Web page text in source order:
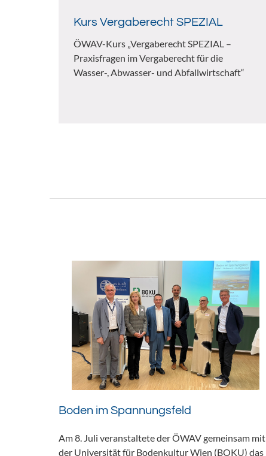
Kurs Vergaberecht SPEZIAL
ÖWAV-Kurs „Vergaberecht SPEZIAL –
Praxisfragen im Vergaberecht für die
Wasser-, Abwasser- und Abfallwirtschaft“
Boden im Spannungsfeld
Am 8. Juli veranstaltete der ÖWAV gemeinsam mit
der Universität für Bodenkultur Wien (BOKU) das